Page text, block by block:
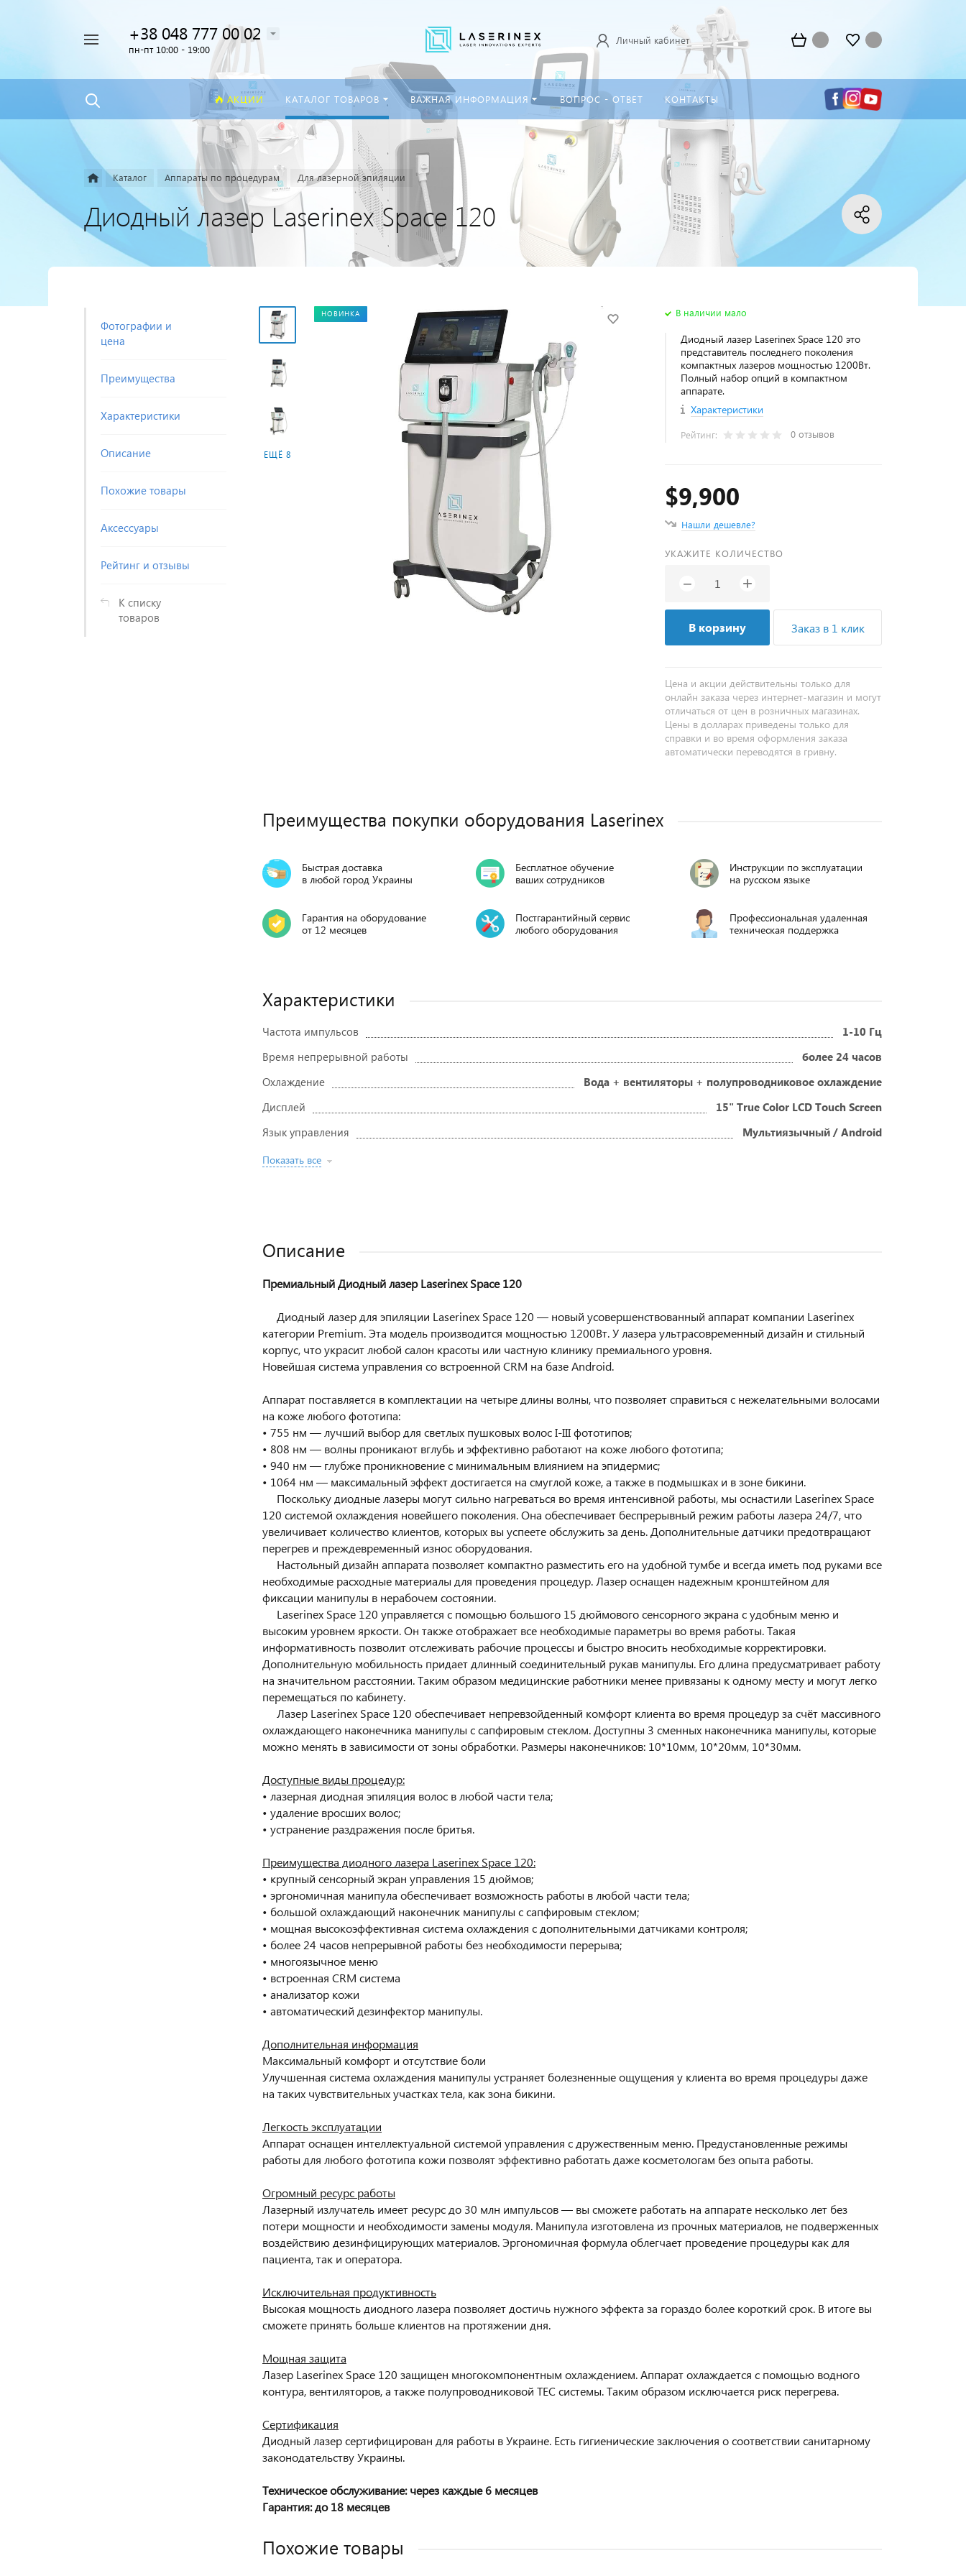
+38 048 777 00 02
пн-пт 10:00 - 19:00
Личный кабинет
АКЦИИ КАТАЛОГ ТОВАРОВ ВАЖНАЯ ИНФОРМАЦИЯ ВОПРОС - ОТВЕТ КОНТАКТЫ
Каталог Аппараты по процедурам Для лазерной эпиляции
Диодный лазер Laserinex Space 120
Фотографии и
цена
Преимущества
Характеристики
Описание
Похожие товары
Аксессуары
Рейтинг и отзывы
К списку
товаров
ЕЩЁ 8
НОВИНКА В наличии мало
Диодный лазер Laserinex Space 120 это
представитель последнего поколения
компактных лазеров мощностью 1200Вт.
Полный набор опций в компактном
аппарате.
Характеристики
Рейтинг: 0 отзывов
$9,900
Нашли дешевле?
УКАЖИТЕ КОЛИЧЕСТВО
− +
В корзину Заказ в 1 клик
Цена и акции действительны только для
онлайн заказа через интернет-магазин и могут
отличаться от цен в розничных магазинах.
Цены в долларах приведены только для
справки и во время оформления заказа
автоматически переводятся в гривну.
Преимущества покупки оборудования Laserinex
Быстрая доставка
в любой город Украины
Бесплатное обучение
ваших сотрудников
Инструкции по эксплуатации
на русском языке
Гарантия на оборудование
от 12 месяцев
Постгарантийный сервис
любого оборудования
Профессиональная удаленная
техническая поддержка
Характеристики
Частота импульсов
1-10 Гц
Время непрерывной работы
более 24 часов
Охлаждение
Вода + вентиляторы + полупроводниковое охлаждение
Дисплей
15" True Color LCD Touch Screen
Язык управления
Мультиязычный / Android
Показать все
Описание
Премиальный Диодный лазер Laserinex Space 120
Диодный лазер для эпиляции Laserinex Space 120 — новый усовершенствованный аппарат компании Laserinex
категории Premium. Эта модель производится мощностью 1200Вт. У лазера ультрасовременный дизайн и стильный
корпус, что украсит любой салон красоты или частную клинику премиального уровня.
Новейшая система управления со встроенной CRM на базе Android.
Аппарат поставляется в комплектации на четыре длины волны, что позволяет справиться с нежелательными волосами
на коже любого фототипа:
• 755 нм — лучший выбор для светлых пушковых волос І-ІІІ фототипов;
• 808 нм — волны проникают вглубь и эффективно работают на коже любого фототипа;
• 940 нм — глубже проникновение с минимальным влиянием на эпидермис;
• 1064 нм — максимальный эффект достигается на смуглой коже, а также в подмышках и в зоне бикини.
Поскольку диодные лазеры могут сильно нагреваться во время интенсивной работы, мы оснастили Laserinex Space
120 системой охлаждения новейшего поколения. Она обеспечивает беспрерывный режим работы лазера 24/7, что
увеличивает количество клиентов, которых вы успеете обслужить за день. Дополнительные датчики предотвращают
перегрев и преждевременный износ оборудования.
Настольный дизайн аппарата позволяет компактно разместить его на удобной тумбе и всегда иметь под руками все
необходимые расходные материалы для проведения процедур. Лазер оснащен надежным кронштейном для
фиксации манипулы в нерабочем состоянии.
Laserinex Space 120 управляется с помощью большого 15 дюймового сенсорного экрана с удобным меню и
высоким уровнем яркости. Он также отображает все необходимые параметры во время работы. Такая
информативность позволит отслеживать рабочие процессы и быстро вносить необходимые корректировки.
Дополнительную мобильность придает длинный соединительный рукав манипулы. Его длина предусматривает работу
на значительном расстоянии. Таким образом медицинские работники менее привязаны к одному месту и могут легко
перемещаться по кабинету.
Лазер Laserinex Space 120 обеспечивает непревзойденный комфорт клиента во время процедур за счёт массивного
охлаждающего наконечника манипулы с сапфировым стеклом. Доступны 3 сменных наконечника манипулы, которые
можно менять в зависимости от зоны обработки. Размеры наконечников: 10*10мм, 10*20мм, 10*30мм.
Доступные виды процедур:
• лазерная диодная эпиляция волос в любой части тела;
• удаление вросших волос;
• устранение раздражения после бритья.
Преимущества диодного лазера Laserinex Space 120:
• крупный сенсорный экран управления 15 дюймов;
• эргономичная манипула обеспечивает возможность работы в любой части тела;
• большой охлаждающий наконечник манипулы с сапфировым стеклом;
• мощная высокоэффективная система охлаждения с дополнительными датчиками контроля;
• более 24 часов непрерывной работы без необходимости перерыва;
• многоязычное меню
• встроенная CRM система
• анализатор кожи
• автоматический дезинфектор манипулы.
Дополнительная информация
Максимальный комфорт и отсутствие боли
Улучшенная система охлаждения манипулы устраняет болезненные ощущения у клиента во время процедуры даже
на таких чувствительных участках тела, как зона бикини.
Легкость эксплуатации
Аппарат оснащен интеллектуальной системой управления с дружественным меню. Предустановленные режимы
работы для любого фототипа кожи позволят эффективно работать даже косметологам без опыта работы.
Огромный ресурс работы
Лазерный излучатель имеет ресурс до 30 млн импульсов — вы сможете работать на аппарате несколько лет без
потери мощности и необходимости замены модуля. Манипула изготовлена из прочных материалов, не подверженных
воздействию дезинфицирующих материалов. Эргономичная формула облегчает проведение процедуры как для
пациента, так и оператора.
Исключительная продуктивность
Высокая мощность диодного лазера позволяет достичь нужного эффекта за гораздо более короткий срок. В итоге вы
сможете принять больше клиентов на протяжении дня.
Мощная защита
Лазер Laserinex Space 120 защищен многокомпонентным охлаждением. Аппарат охлаждается с помощью водного
контура, вентиляторов, а также полупроводниковой TEC системы. Таким образом исключается риск перегрева.
Сертификация
Диодный лазер сертифицирован для работы в Украине. Есть гигиенические заключения о соответствии санитарному
законодательству Украины.
Техническоеобслуживание: через каждые 6 месяцев
Гарантия: до 18 месяцев
Похожие товары